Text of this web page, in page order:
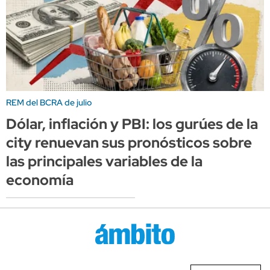
REM del BCRA de julio
Dólar, inflación y PBI: los gurúes de la
city renuevan sus pronósticos sobre
las principales variables de la
economía